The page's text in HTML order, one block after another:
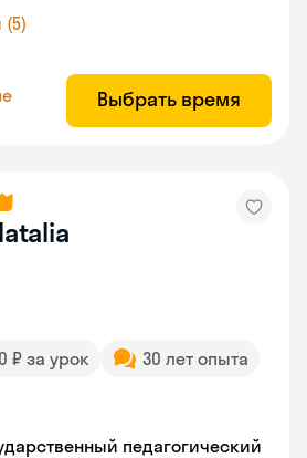
(5)
Выбрать время
₽ за урок
30 лет опыта
педагогический